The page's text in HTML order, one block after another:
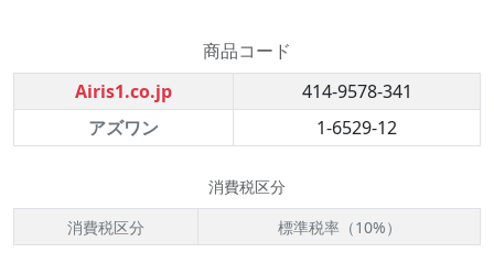
商品コード
Airis1.co.jp
414-9578-341
アズワン
1-6529-12
消費税区分
消費税区分
標準税率（10%）